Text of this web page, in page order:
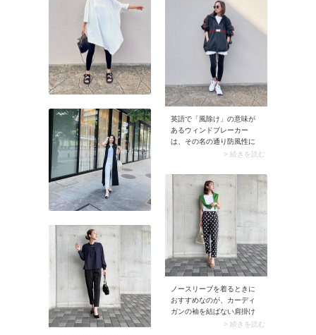
英語で「風除け」の意味が
あるウィンドブレーカー
は、その名の通り防風性に
優れたアウター。近ごろは
ロンブルゾンという名前に
置き換わっています。しか
しウィンドブレーカーの名
前はアウトドア用の服とし
ては現役。そのため呼び方
が古くなったわけではあり
ません。スポーツ＆アウト
ドア向けのアイテムは「ウ
ィンドブレーカー」、タウ
ンユース向きに展開されて
いるアイテムならナイロン
ブルゾンなど、「ナイロン
〇〇」と呼ぶのが一般的で
> 続きを読む
ノースリーブを着るときに
おすすめなのが、カーディ
ガンの袖を結ばない肩掛け
アレンジ。カーディガンの
> 続きを読む